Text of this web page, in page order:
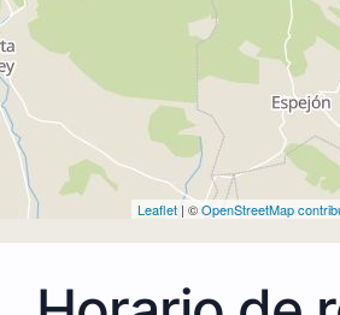
Leaflet | ©OpenStreetMap